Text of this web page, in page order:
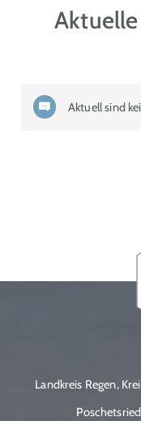
Aktuell sind
Landkreis Regen,